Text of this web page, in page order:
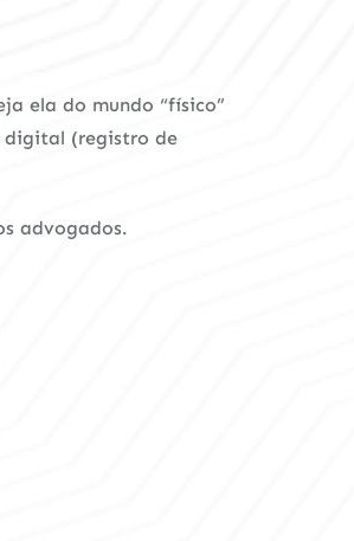
ela do mundo “físico”
digital (registro de
advogados.